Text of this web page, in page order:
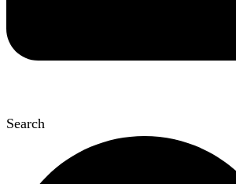
Search